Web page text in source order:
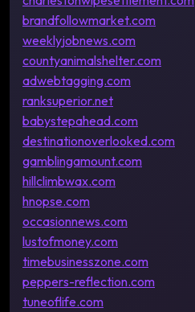
brandfollowmarket.com
weeklyjobnews.com
countyanimalshelter.com
adwebtagging.com
ranksuperior.net
babystepahead.com
destinationoverlooked.com
gamblingamount.com
hillclimbwax.com
hnopse.com
occasionnews.com
lustofmoney.com
timebusinesszone.com
peppers-reflection.com
tuneoflife.com